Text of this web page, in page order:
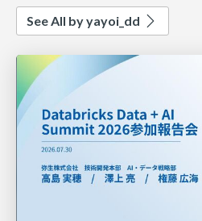
See All by yayoi_dd